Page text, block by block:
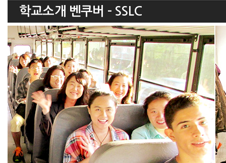
학교소개 벤쿠버 - SSLC